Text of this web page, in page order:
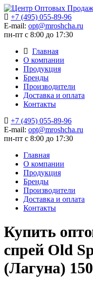
+7 (495) 055-89-96
E-mail: opt@mroshcha.ru
пн-пт с 8:00 до 17:30
Главная
О компании
Продукция
Бренды
Производители
Доставка и оплата
Контакты
+7 (495) 055-89-96
E-mail: opt@mroshcha.ru
пн-пт с 8:00 до 17:30
Главная
О компании
Продукция
Бренды
Производители
Доставка и оплата
Контакты
Купить
спрей Old
(Лагуна)